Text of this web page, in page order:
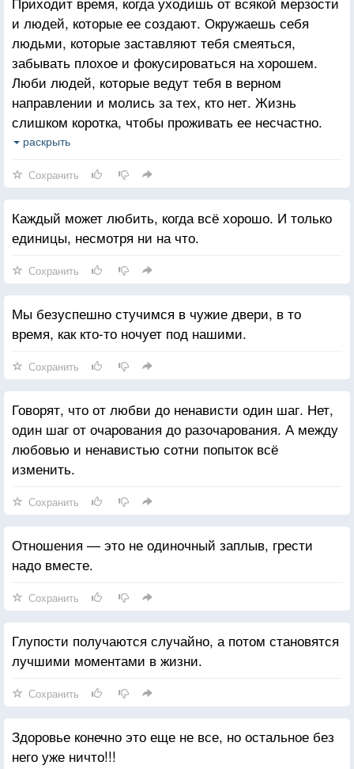
и людей, которые ее создают. Окружаешь себя
людьми, которые заставляют тебя смеяться,
забывать плохое и фокусироваться на хорошем.
Люби людей, которые ведут тебя в верном
направлении и молись за тех, кто нет. Жизнь
слишком коротка, чтобы проживать ее несчастно.
Падение - это часть жизни, но восстание - сама
раскрыть
Сохранить
Каждый может любить, когда всё хорошо. И только
единицы, несмотря ни на что.
Сохранить
Мы безуспешно стучимся в чужие двери, в то
время, как кто-то ночует под нашими.
Сохранить
Говорят, что от любви до ненависти один шаг. Нет,
один шаг от очарования до разочарования. А между
любовью и ненавистью сотни попыток всё
изменить.
Сохранить
Отношения — это не одиночный заплыв, грести
надо вместе.
Сохранить
Глупости получаются случайно, а потом становятся
лучшими моментами в жизни.
Сохранить
Здоровье конечно это еще не все, но остальное без
него уже ничто!!!